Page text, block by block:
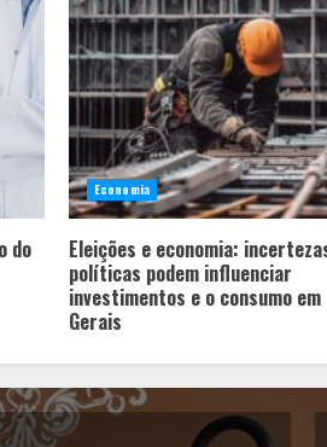
do
Economia
Eleições e economia:
políticas podem influenciar
investimentos e o consumo em
Gerais